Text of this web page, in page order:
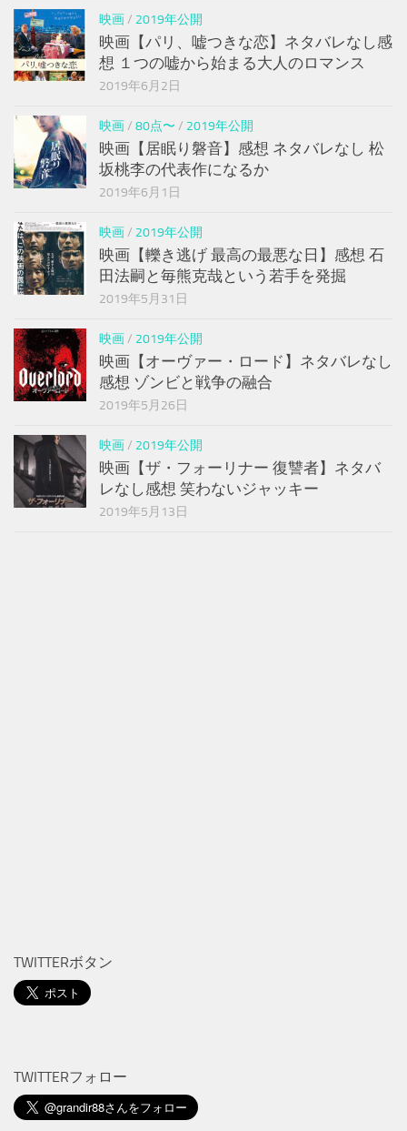
映画/ 2019年公開
映画【パリ、嘘つきな恋】ネタバレなし感
想 １つの嘘から始まる大人のロマンス
2019年6月2日
映画/ 80点〜 / 2019年公開
映画【居眠り磐音】感想 ネタバレなし 松
坂桃李の代表作になるか
2019年6月1日
映画/ 2019年公開
映画【轢き逃げ 最高の最悪な日】感想 石
田法嗣と毎熊克哉という若手を発掘
2019年5月31日
映画/ 2019年公開
映画【オーヴァー・ロード】ネタバレなし
感想 ゾンビと戦争の融合
2019年5月26日
映画/ 2019年公開
映画【ザ・フォーリナー 復讐者】ネタバ
レなし感想 笑わないジャッキー
2019年5月13日
TWITTERボタン
TWITTERフォロー